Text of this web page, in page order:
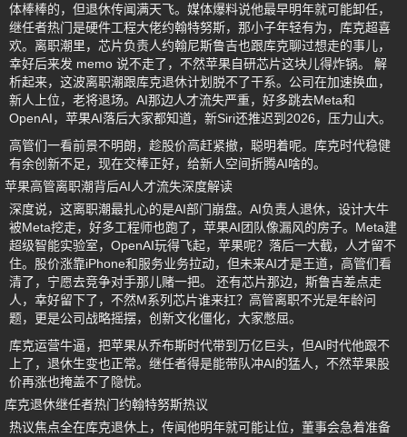
体棒棒的，但退休传闻满天飞。媒体爆料说他最早明年就可能卸任，
继任者热门是硬件工程大佬约翰特努斯，那小子年轻有为，库克超喜
欢。离职潮里，芯片负责人约翰尼斯鲁吉也跟库克聊过想走的事儿，
幸好后来发 memo 说不走了，不然苹果自研芯片这块儿得炸锅。 解
析起来，这波离职潮跟库克退休计划脱不了干系。公司在加速换血，
新人上位，老将退场。AI那边人才流失严重，好多跳去Meta和
OpenAI，苹果AI落后大家都知道，新Siri还推迟到2026，压力山大。
高管们一看前景不明朗，趁股价高赶紧撤，聪明着呢。库克时代稳健
有余创新不足，现在交棒正好，给新人空间折腾AI啥的。
苹果高管离职潮背后AI人才流失深度解读
深度说，这离职潮最扎心的是AI部门崩盘。AI负责人退休，设计大牛
被Meta挖走，好多工程师也跑了，苹果AI团队像漏风的房子。Meta建
超级智能实验室，OpenAI玩得飞起，苹果呢？落后一大截，人才留不
住。股价涨靠iPhone和服务业务拉动，但未来AI才是王道，高管们看
清了，宁愿去竞争对手那儿赌一把。 还有芯片那边，斯鲁吉差点走
人，幸好留下了，不然M系列芯片谁来扛？高管离职不光是年龄问
题，更是公司战略摇摆，创新文化僵化，大家憋屈。
库克运营牛逼，把苹果从乔布斯时代带到万亿巨头，但AI时代他跟不
上了，退休生变也正常。继任者得是能带队冲AI的猛人，不然苹果股
价再涨也掩盖不了隐忧。
库克退休继任者热门约翰特努斯热议
热议焦点全在库克退休上，传闻他明年就可能让位，董事会急着准备